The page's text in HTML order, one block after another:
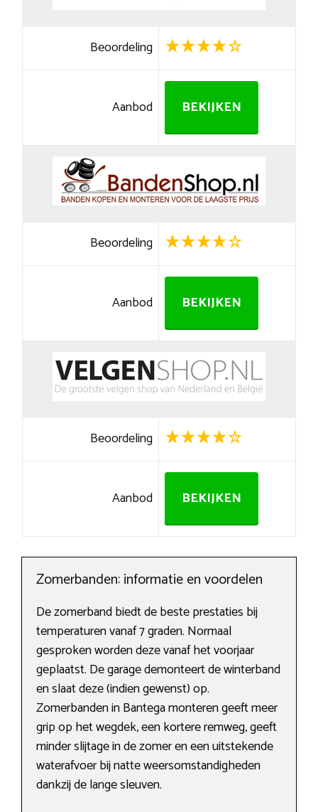
Beoordeling
Aanbod BEKIJKEN
Beoordeling
Aanbod BEKIJKEN
Beoordeling
Aanbod BEKIJKEN
Zomerbanden: informatie en voordelen
De zomerband biedt de beste prestaties bij
temperaturen vanaf 7 graden. Normaal
gesproken worden deze vanaf het voorjaar
geplaatst. De garage demonteert de winterband
en slaat deze (indien gewenst) op.
Zomerbanden in Bantega monteren geeft meer
grip op het wegdek, een kortere remweg, geeft
minder slijtage in de zomer en een uitstekende
waterafvoer bij natte weersomstandigheden
dankzij de lange sleuven.